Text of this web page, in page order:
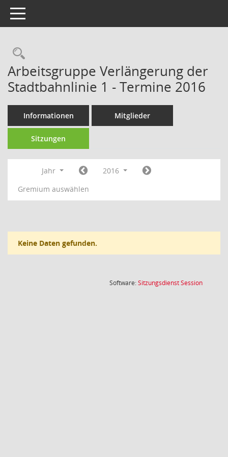
Toggle navigation
Rechercheauswahl
Arbeitsgruppe Verlängerung der
Stadtbahnlinie 1 - Termine 2016
Informationen Mitglieder
Sitzungen
Jahr
2016
Gremium auswählen
Keine Daten gefunden.
Software:SitzungsdienstSession(Wird in